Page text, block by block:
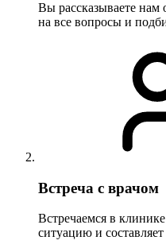
Вы рассказываете
на все вопросы и
Встреча с врачом
Встречаемся в
ситуацию и